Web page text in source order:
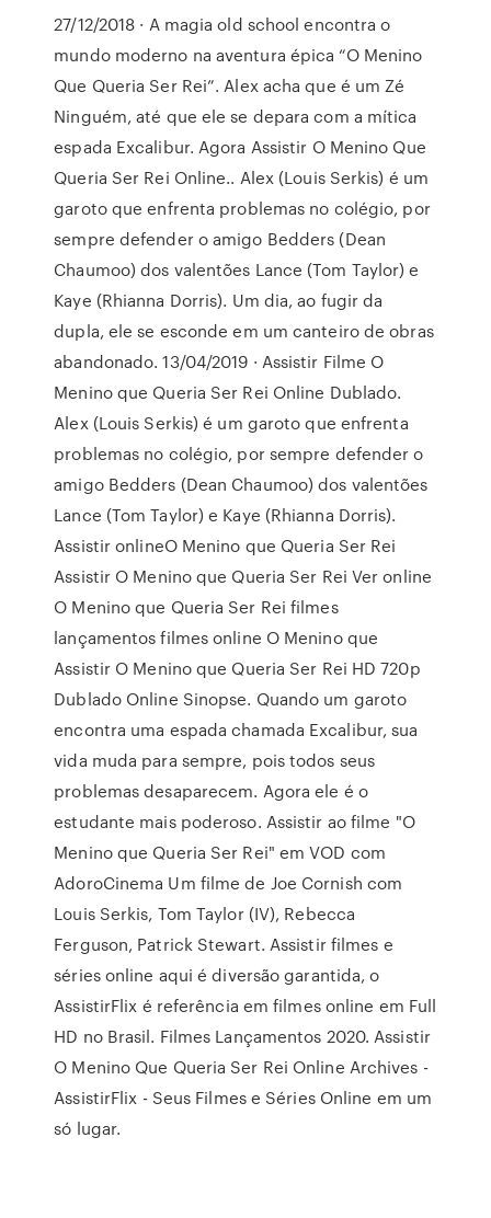
27/12/2018 · A magia old school encontra o
mundo moderno na aventura épica “O Menino
Que Queria Ser Rei”. Alex acha que é um Zé
Ninguém, até que ele se depara com a mítica
espada Excalibur. Agora Assistir O Menino Que
Queria Ser Rei Online.. Alex (Louis Serkis) é um
garoto que enfrenta problemas no colégio, por
sempre defender o amigo Bedders (Dean
Chaumoo) dos valentões Lance (Tom Taylor) e
Kaye (Rhianna Dorris). Um dia, ao fugir da
dupla, ele se esconde em um canteiro de obras
abandonado. 13/04/2019 · Assistir Filme O
Menino que Queria Ser Rei Online Dublado.
Alex (Louis Serkis) é um garoto que enfrenta
problemas no colégio, por sempre defender o
amigo Bedders (Dean Chaumoo) dos valentões
Lance (Tom Taylor) e Kaye (Rhianna Dorris).
Assistir onlineO Menino que Queria Ser Rei
Assistir O Menino que Queria Ser Rei Ver online
O Menino que Queria Ser Rei filmes
lançamentos filmes online O Menino que
Assistir O Menino que Queria Ser Rei HD 720p
Dublado Online Sinopse. Quando um garoto
encontra uma espada chamada Excalibur, sua
vida muda para sempre, pois todos seus
problemas desaparecem. Agora ele é o
estudante mais poderoso. Assistir ao filme "O
Menino que Queria Ser Rei" em VOD com
AdoroCinema Um filme de Joe Cornish com
Louis Serkis, Tom Taylor (IV), Rebecca
Ferguson, Patrick Stewart. Assistir filmes e
séries online aqui é diversão garantida, o
AssistirFlix é referência em filmes online em Full
HD no Brasil. Filmes Lançamentos 2020. Assistir
O Menino Que Queria Ser Rei Online Archives -
AssistirFlix - Seus Filmes e Séries Online em um
só lugar.